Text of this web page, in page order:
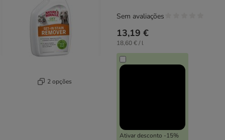
2 opções
13,19 €
18,60 € / l
Ativar desconto -15%
Sem avaliações